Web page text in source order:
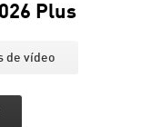
Plus
de vídeo